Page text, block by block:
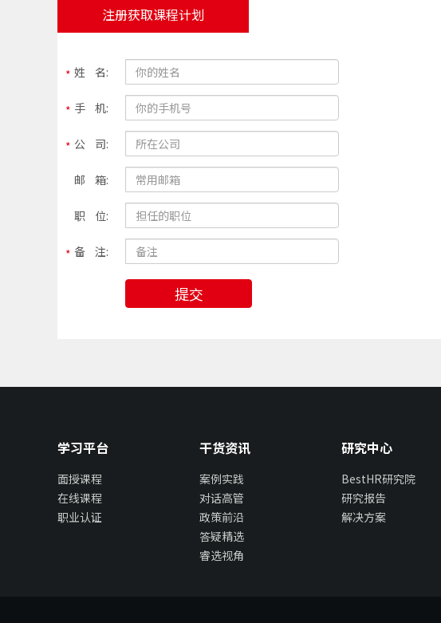
注册获取课程计划
姓 名:
手 机:
公 司:
邮 箱:
职 位:
备 注:
提交
学习平台
面授课程
在线课程
职业认证
干货资讯
案例实践
对话高管
政策前沿
答疑精选
睿选视角
研究中心
BestHR研究院
研究报告
解决方案